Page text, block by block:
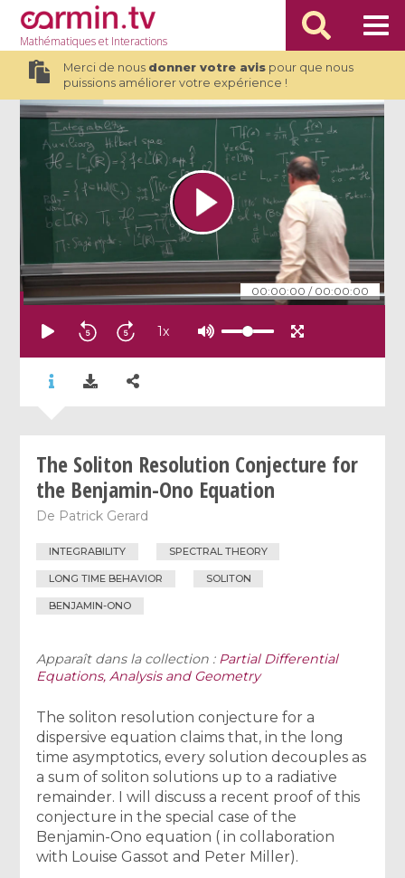
Mathématiqueset Interactions
Merci de nous donner votre avispour que nous
puissions améliorer votre expérience !
00:00:00 / 00:00:00
1x
The Soliton Resolution Conjecture for
the Benjamin-Ono Equation
De Patrick Gerard
INTEGRABILITY SPECTRAL THEORY
LONG TIME BEHAVIOR SOLITON
BENJAMIN-ONO
Apparaît dans la collection : Partial Differential
Equations, Analysis and Geometry
The soliton resolution conjecture for a
dispersive equation claims that, in the long
time asymptotics, every solution decouples as
a sum of soliton solutions up to a radiative
remainder. I will discuss a recent proof of this
conjecture in the special case of the
Benjamin-Ono equation ( in collaboration
with Louise Gassot and Peter Miller).